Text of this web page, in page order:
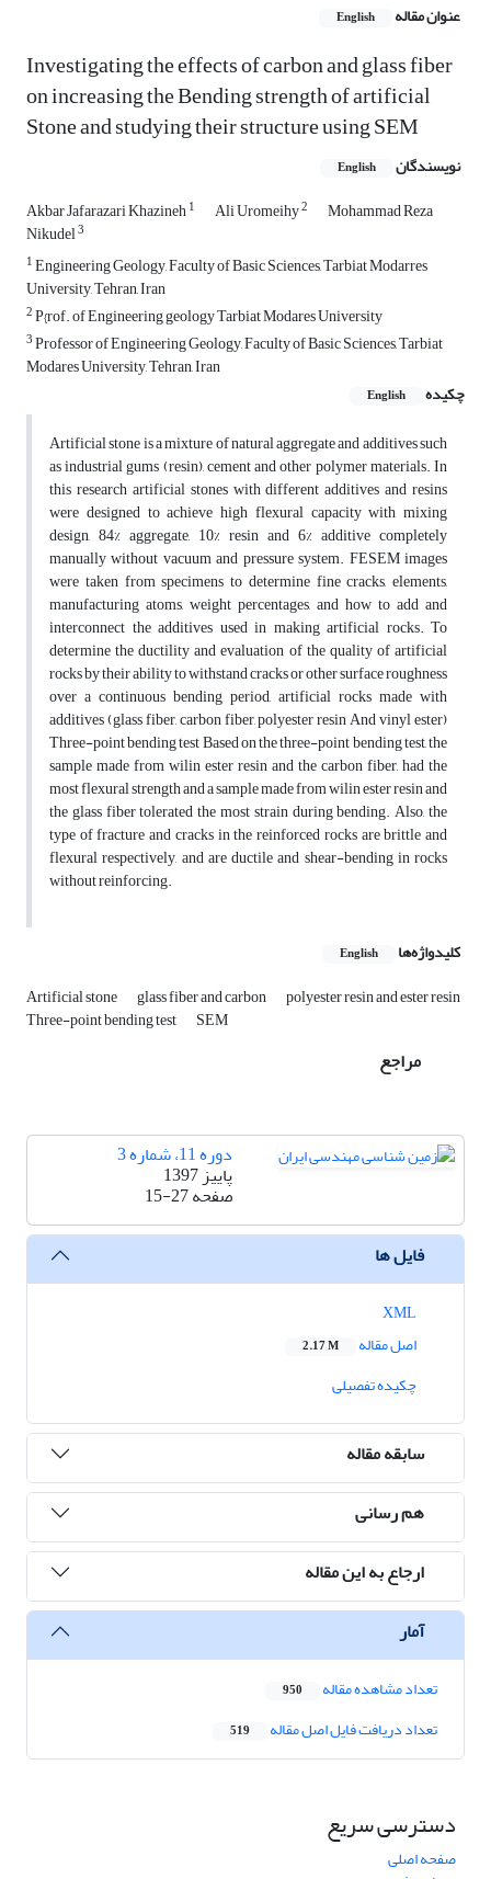
عنوان مقاله English
Investigating the effects of carbon and glass fiber
on increasing the Bending strength of artificial
Stone and studying their structure using SEM
نویسندگان English
Akbar Jafarazari Khazineh1 Ali Uromeihy2 Mohammad Reza
Nikudel3
1Engineering Geology, Faculty of Basic Sciences, Tarbiat Modarres
University, Tehran, Iran
2P{rof. of Engineering geology Tarbiat Modares University
3Professor of Engineering Geology, Faculty of Basic Sciences, Tarbiat
Modares University, Tehran, Iran
چکیده
English
Artificial stone is a mixture of natural aggregate and additives such
as industrial gums (resin), cement and other polymer materials. In
this research artificial stones with different additives and resins
were designed to achieve high flexural capacity with mixing
design, 84% aggregate, 10% resin and 6% additive completely
manually without vacuum and pressure system. FESEM images
were taken from specimens to determine fine cracks, elements,
manufacturing atoms, weight percentages, and how to add and
interconnect the additives used in making artificial rocks. To
determine the ductility and evaluation of the quality of artificial
rocks by their ability to withstand cracks or other surface roughness
over a continuous bending period, artificial rocks made with
additives (glass fiber, carbon fiber, polyester resin And vinyl ester)
Three-point bending test Based on the three-point bending test, the
sample made from wilin ester resin and the carbon fiber, had the
most flexural strength and a sample made from wilin ester resin and
the glass fiber tolerated the most strain during bending. Also, the
type of fracture and cracks in the reinforced rocks are brittle and
flexural respectively, and are ductile and shear-bending in rocks
without reinforcing.
کلیدواژه‌ها English
Artificial stone glass fiber and carbon polyester resin and ester resin
Three-point bending test SEM
مراجع
دوره 11، شماره 3
پاییز 1397
صفحه15-27
فایل ها
اصل مقاله
2.17 M
چکیده تفصیلی
سابقه مقاله
هم رسانی
ارجاع به این مقاله
آمار
تعداد مشاهده مقاله 950
تعداد دریافت فایل اصل مقاله 519
دسترسی سریع
صفحه اصلی